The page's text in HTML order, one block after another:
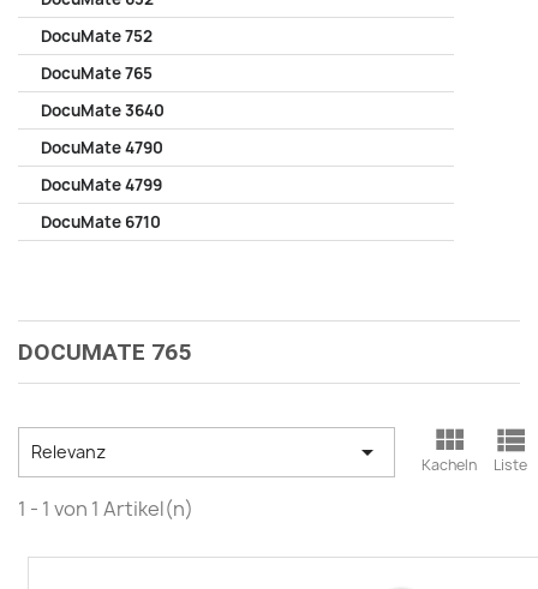
DocuMate 752
DocuMate 765
DocuMate 3640
DocuMate 4790
DocuMate 4799
DocuMate 6710
DOCUMATE 765
Relevanz  
Kacheln

Liste
1 - 1 von 1 Artikel(n)